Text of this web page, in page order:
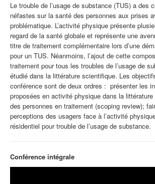
Le trouble de l’usage de substance (TUS) a des
néfastes sur la santé des personnes aux prises
problématique. L’activité physique présente
regard de la santé globale et représente une
titre de traitement complémentaire lors d’une
pour un TUS. Néanmoins, l’ajout de cette
traitement pour tous les troubles de l’usage de
étudié dans la littérature scientifique. Les
conférence sont de deux ordres : présenter les
proposées en activité physique dans la
des personnes en traitement (scoping review);
perceptions des usagers face à l’activité
résidentiel pour trouble de l’usage de substance.
Conférence intégrale